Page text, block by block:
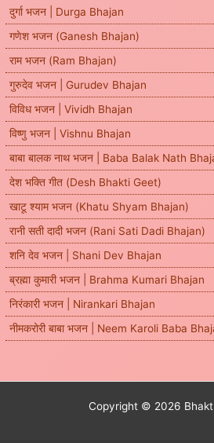
दुर्गा भजन | Durga Bhajan
गणेश भजन (Ganesh Bhajan)
राम भजन (Ram Bhajan)
गुरुदेव भजन | Gurudev Bhajan
विविध भजन | Vividh Bhajan
विष्णु भजन | Vishnu Bhajan
बाबा बालक नाथ भजन | Baba Balak Nath
देश भक्ति गीत (Desh Bhakti Geet)
खाटू श्याम भजन (Khatu Shyam Bhajan)
रानी सती दादी भजन (Rani Sati Dadi Bhajan)
शनि देव भजन | Shani Dev Bhajan
ब्रह्मा कुमारी भजन | Brahma Kumari Bhajan
निरंकारी भजन | Nirankari Bhajan
नीमकरोरी बाबा भजन | Neem Karoli Baba
Copyright © 2026